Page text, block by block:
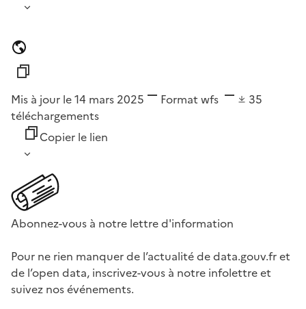
Mis à jour le 14 mars 2025 Format wfs
35
téléchargements
Copier le lien
Abonnez-vous à notre lettre d'information
Pour ne rien manquer de l’actualité de data.gouv.fr et
de l’open data, inscrivez-vous à notre infolettre et
suivez nos événements.